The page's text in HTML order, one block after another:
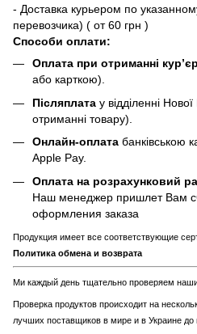
- Доставка курьером по
перевозчика) ( от 60 грн )
Способи оплати:
Оплата при отриманні
або карткою).
Післяплата у відділенні
отриманні товару).
Онлайн-оплата банківською
Apple Pay.
Оплата на розрахунковий
Наш менеджер пришлет Вам
оформления заказа
Продукция имеет все соответствующие
Политика обмена и возврата
Ми каждый день тщательно проверяем наши
Проверка продуктов происходит на
лучших поставщиков в мире и в Украине до